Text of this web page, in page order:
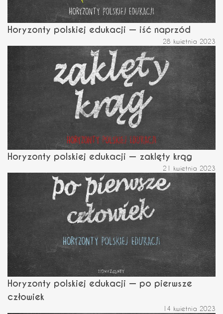
Horyzonty polskiej edukacji — iść naprzód
28 kwietnia 2023
Horyzonty polskiej edukacji — zaklęty krąg
21 kwietnia 2023
Horyzonty polskiej edukacji — po pierwsze
człowiek
14 kwietnia 2023